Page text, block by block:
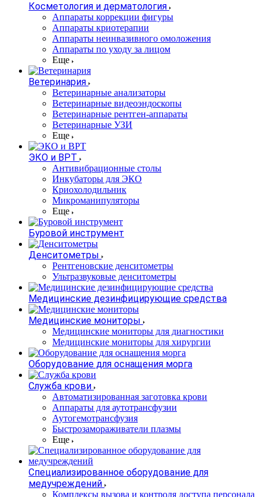
Косметология и дерматология
Аппараты коррекции фигуры
Аппараты криотерапии
Аппараты неинвазивного омоложения
Аппараты по уходу за лицом
Еще
Ветеринария
Ветеринарные анализаторы
Ветеринарные видеоэндоскопы
Ветеринарные рентген-аппараты
Ветеринарные УЗИ
Еще
ЭКО и ВРТ
Антивибрационные столы
Инкубаторы для ЭКО
Криохолодильник
Микроманипуляторы
Еще
Буровой инструмент
Денситометры
Рентгеновские денситометры
Ультразвуковые денситометры
Медицинские дезинфицирующие средства
Медицинские мониторы
Медицинские мониторы для диагностики
Медицинские мониторы для хирургии
Оборудование для оснащения морга
Служба крови
Автоматизированная заготовка крови
Аппараты для аутотрансфузии
Аутогемотрансфузия
Быстрозамораживатели плазмы
Еще
Специализированное оборудование для
медучреждений
Комплексы вызова и контроля доступа персонала